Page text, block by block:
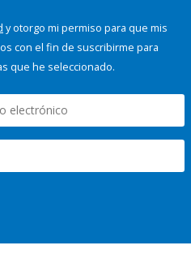
y otorgo mi permiso para que mis
con el fin de suscribirme para
que he seleccionado.